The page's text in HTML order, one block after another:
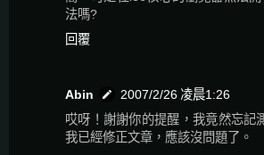
法嗎?
回覆
Abin
2007/2/26 凌晨1:26
哎呀！謝謝你的提醒，我竟然忘記
我已經修正文章，應該沒問題了。